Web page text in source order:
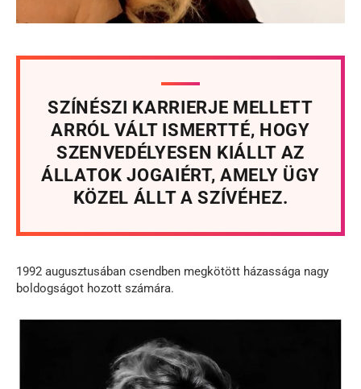
SZÍNÉSZI KARRIERJE MELLETT
ARRÓL VÁLT ISMERTTÉ, HOGY
SZENVEDÉLYESEN KIÁLLT AZ
ÁLLATOK JOGAIÉRT, AMELY ÜGY
KÖZEL ÁLLT A SZÍVÉHEZ.
1992 augusztusában csendben megkötött házassága nagy
boldogságot hozott számára.